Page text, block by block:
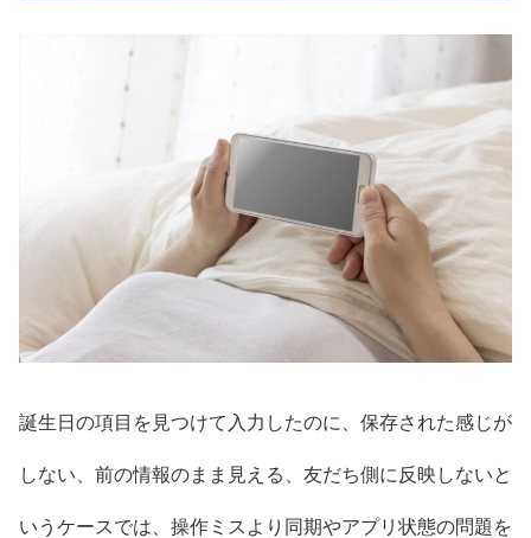
誕生日の項目を見つけて入力したのに、保存された感じが
しない、前の情報のまま見える、友だち側に反映しないと
いうケースでは、操作ミスより同期やアプリ状態の問題を